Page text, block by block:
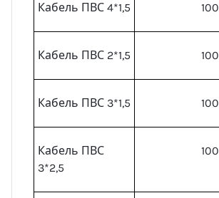
Кабель ПВС 4*1,5 100
Кабель ПВС 2*1,5 100
Кабель ПВС 3*1,5 100
Кабель ПВС
3*2,5
100